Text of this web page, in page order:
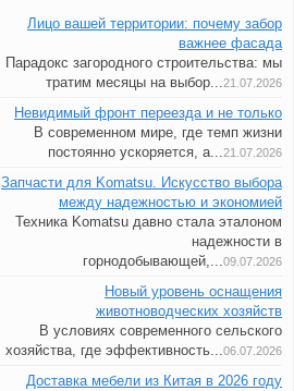
Лицо вашей территории: почему забор
важнее фасада
Парадокс загородного строительства: мы
тратим месяцы на выбор...21.07.2026
Невидимый фронт переезда и не только
В современном мире, где темп жизни
постоянно ускоряется, а...21.07.2026
Запчасти для Komatsu. Искусство выбора
между надежностью и экономией
Техника Komatsu давно стала эталоном
надежности в
горнодобывающей,...09.07.2026
Новый уровень оснащения
животноводческих хозяйств
В условиях современного сельского
хозяйства, где эффективность...06.07.2026
Доставка мебели из Китая в 2026 году